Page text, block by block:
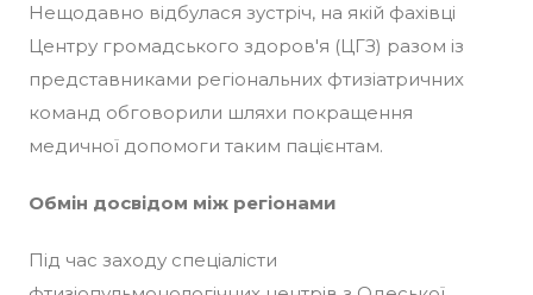
Нещодавно відбулася зустріч, на якій фахівці
Центру громадського здоров'я (ЦГЗ) разом із
представниками регіональних фтизіатричних
команд обговорили шляхи покращення
медичної допомоги таким пацієнтам.​
Обмін досвідом між регіонами
Під час заходу спеціалісти